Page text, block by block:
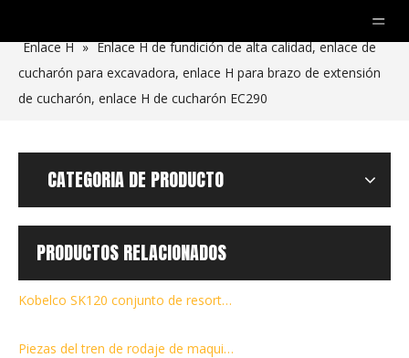
Enlace H » Enlace H de fundición de alta calidad, enlace de
cucharón para excavadora, enlace H para brazo de extensión
de cucharón, enlace H de cucharón EC290
CATEGORIA DE PRODUCTO
PRODUCTOS RELACIONADOS
Kobelco SK120 conjunto de resorte de retroceso SK30 SK45 ajustador de pista SK80 SK50 SK60 conjunto de tensor de rueda amortiguador SK200-8 resorte de retroceso
Piezas del tren de rodaje de maquinaria Ruedas locas delanteras para conjunto de ruedas locas de excavadora D5B